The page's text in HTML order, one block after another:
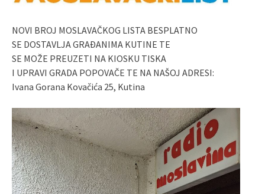
NOVI BROJ MOSLAVAČKOG LISTA BESPLATNO
SE DOSTAVLJA GRAĐANIMA KUTINE TE
SE MOŽE PREUZETI NA KIOSKU TISKA
I UPRAVI GRADA POPOVAČE TE NA NAŠOJ ADRESI:
Ivana Gorana Kovačića 25, Kutina